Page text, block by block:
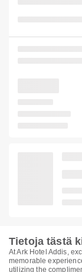
Tietoja tästä
At Ark Hotel Addis,
memorable
utilizing the